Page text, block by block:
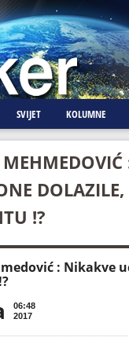
SVIJET KOLUMNE
!?
: Nikakve
06:48
2017